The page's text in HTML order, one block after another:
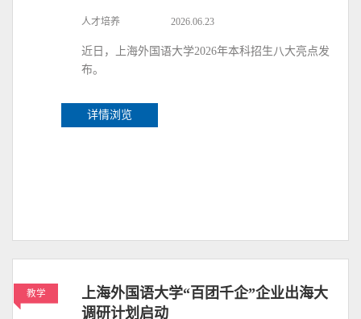
人才培养 2026.06.23
近日，上海外国语大学2026年本科招生八大亮点发
布。
详情浏览
教学
上海外国语大学“百团千企”企业出海大
调研计划启动